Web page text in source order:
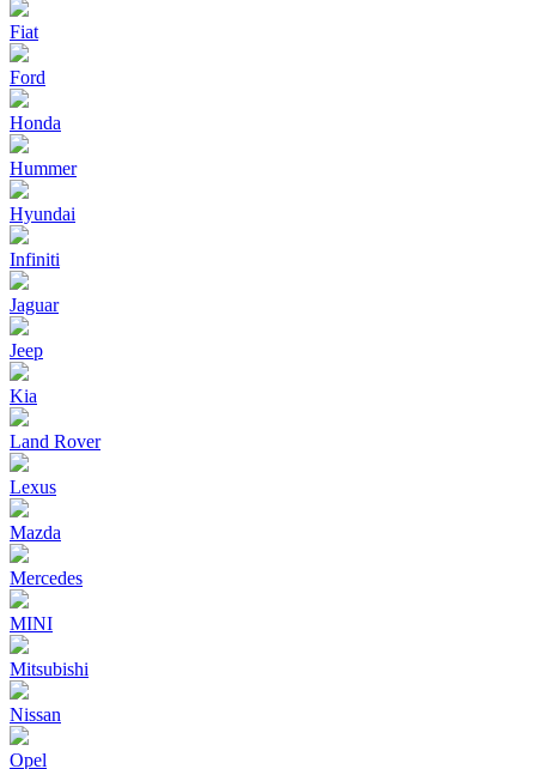
Fiat
Ford
Honda
Hummer
Hyundai
Infiniti
Jaguar
Jeep
Kia
Land Rover
Lexus
Mazda
Mercedes
MINI
Mitsubishi
Nissan
Opel